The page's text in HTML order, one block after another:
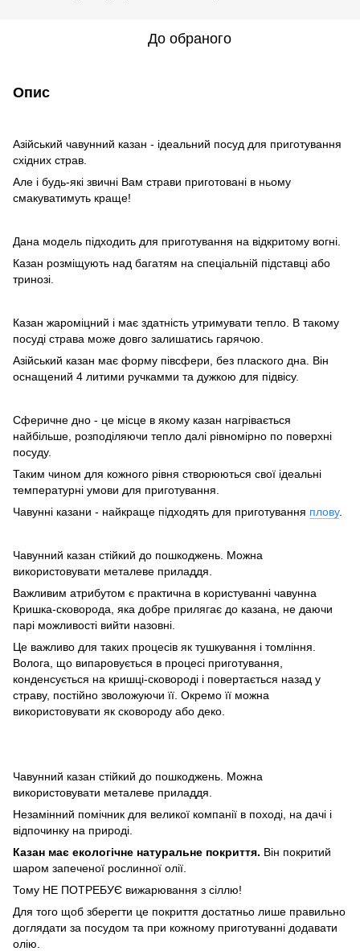
До обраного
Опис
Азійський чавунний казан - ідеальний посуд для приготування
східних страв.
Але і будь-які звичні Вам страви приготовані в ньому
смакуватимуть краще!
Дана модель підходить для приготування на відкритому вогні.
Казан розміщують над багатям на спеціальній підставці або
тринозі.
Казан жароміцний і має здатність утримувати тепло. В такому
посуді страва може довго залишатись гарячою.
Азійський казан має форму півсфери, без плаского дна. Він
оснащений 4 литими ручкамми та дужкою для підвісу.
Сферичне дно - це місце в якому казан нагрівається
найбільше, розподіляючи тепло далі рівномірно по поверхні
посуду.
Таким чином для кожного рівня створюються свої ідеальні
температурні умови для приготування.
Чавунні казани - найкраще підходять для приготування плову.
Чавунний казан стійкий до пошкоджень. Можна
використовувати металеве приладдя.
Важливим атрибутом є практична в користуванні чавунна
Кришка-сковорода, яка добре прилягає до казана, не даючи
парі можливості вийти назовні.
Це важливо для таких процесів як тушкування і томління.
Волога, що випаровується в процесі приготування,
конденсується на кришці-сковороді і повертається назад у
страву, постійно зволожуючи її. Окремо її можна
використовувати як сковороду або деко.
Чавунний казан стійкий до пошкоджень. Можна
використовувати металеве приладдя.
Незамінний помічник для великої компанії в поході, на дачі і
відпочинку на природі.
Казан має екологічне натуральне покриття. Він покритий
шаром запеченої рослинної олії.
Тому НЕ ПОТРЕБУЄ вижарювання з сіллю!
Для того щоб зберегти це покриття достатньо лише правильно
доглядати за посудом та при кожному приготуванні додавати
олію.